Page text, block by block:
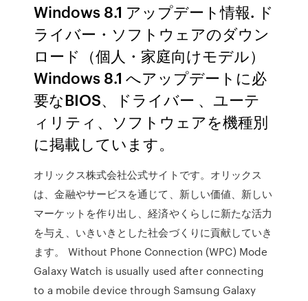
Windows 8.1 アップデート情報. ド
ライバー・ソフトウェアのダウン
ロード（個人・家庭向けモデル）
Windows 8.1 へアップデートに必
要なBIOS、ドライバー 、ユーテ
ィリティ、ソフトウェアを機種別
に掲載しています。
オリックス株式会社公式サイトです。オリックス
は、金融やサービスを通じて、新しい価値、新しい
マーケットを作り出し、経済やくらしに新たな活力
を与え、いきいきとした社会づくりに貢献していき
ます。 Without Phone Connection (WPC) Mode
Galaxy Watch is usually used after connecting
to a mobile device through Samsung Galaxy